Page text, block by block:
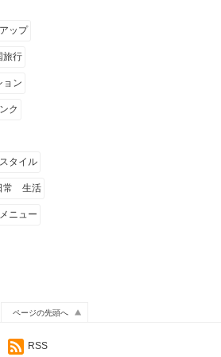
ップ
旅行
ョン
ク
タイル
常 生活
ニュー
ページの先頭へ
RSS